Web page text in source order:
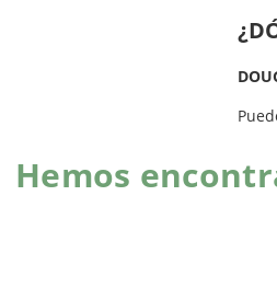
Hemos